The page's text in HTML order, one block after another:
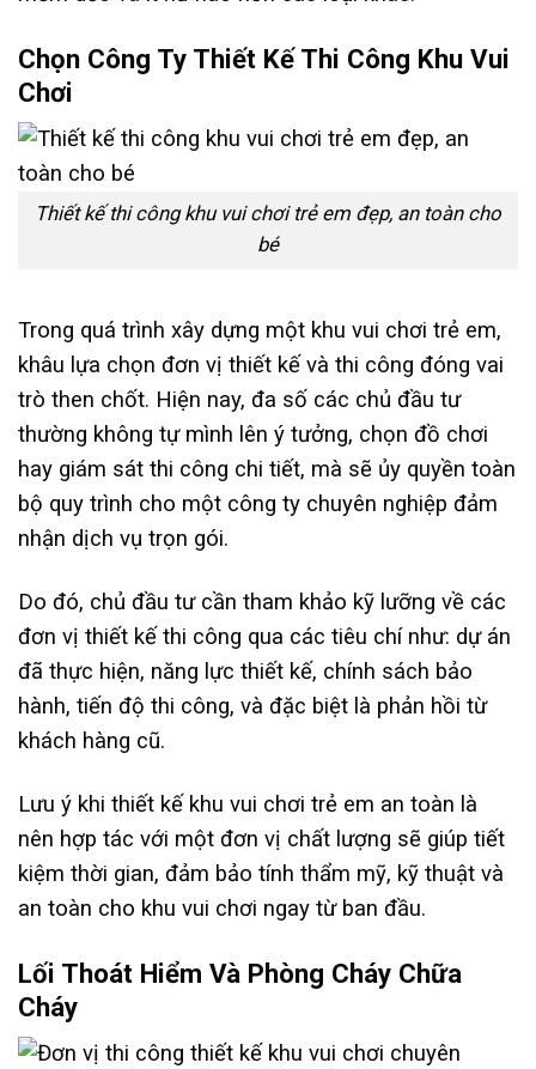
Chọn Công Ty Thiết Kế Thi Công Khu Vui
Chơi
Thiết kế thi công khu vui chơi trẻ em đẹp, an toàn cho
bé
Trong quá trình xây dựng một khu vui chơi trẻ em,
khâu lựa chọn đơn vị thiết kế và thi công đóng vai
trò then chốt. Hiện nay, đa số các chủ đầu tư
thường không tự mình lên ý tưởng, chọn đồ chơi
hay giám sát thi công chi tiết, mà sẽ ủy quyền toàn
bộ quy trình cho một công ty chuyên nghiệp đảm
nhận dịch vụ trọn gói.
Do đó, chủ đầu tư cần tham khảo kỹ lưỡng về các
đơn vị thiết kế thi công qua các tiêu chí như: dự án
đã thực hiện, năng lực thiết kế, chính sách bảo
hành, tiến độ thi công, và đặc biệt là phản hồi từ
khách hàng cũ.
Lưu ý khi thiết kế khu vui chơi trẻ em an toàn là
nên hợp tác với một đơn vị chất lượng sẽ giúp tiết
kiệm thời gian, đảm bảo tính thẩm mỹ, kỹ thuật và
an toàn cho khu vui chơi ngay từ ban đầu.
Lối Thoát Hiểm Và Phòng Cháy Chữa
Cháy